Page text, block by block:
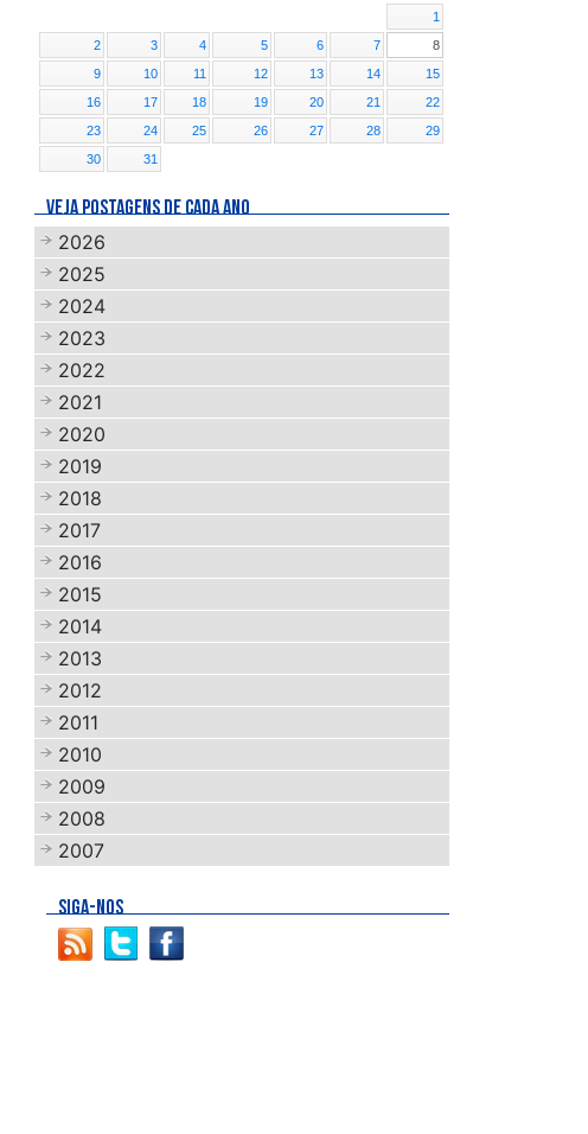
1
2
3 4 5 6 7
8
9
10 11 12 13 14
15
16
17 18 19 20 21
22
23
24 25 26 27 28
29
30
31
VEJA POSTAGENS DE CADA ANO
2026
2025
2024
2023
2022
2021
2020
2019
2018
2017
2016
2015
2014
2013
2012
2011
2010
2009
2008
2007
SIGA-NOS